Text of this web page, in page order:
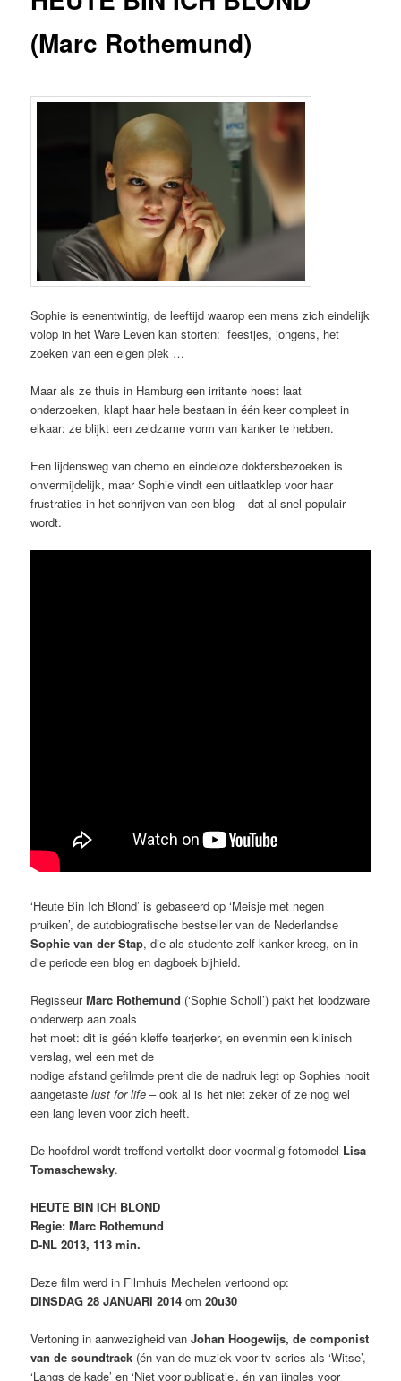
(Marc Rothemund)
Sophie is eenentwintig, de leeftijd waarop een mens zich eindelijk
volop in het Ware Leven kan storten: feestjes, jongens, het
zoeken van een eigen plek …
Maar als ze thuis in Hamburg een irritante hoest laat
onderzoeken, klapt haar hele bestaan in één keer compleet in
elkaar: ze blijkt een zeldzame vorm van kanker te hebben.
Een lijdensweg van chemo en eindeloze doktersbezoeken is
onvermijdelijk, maar Sophie vindt een uitlaatklep voor haar
frustraties in het schrijven van een blog – dat al snel populair
wordt.
‘Heute Bin Ich Blond’ is gebaseerd op ‘Meisje met negen
pruiken’, de autobiografische bestseller van de Nederlandse
Sophie van der Stap, die als studente zelf kanker kreeg, en in
die periode een blog en dagboek bijhield.
RegisseurMarc Rothemund (‘Sophie Scholl’) pakt het loodzware
onderwerp aan zoals
het moet: dit is géén kleffe tearjerker, en evenmin een klinisch
verslag, wel een met de
nodige afstand gefilmde prent die de nadruk legt op Sophies nooit
aangetastelust for life – ook al is het niet zeker of ze nog wel
een lang leven voor zich heeft.
De hoofdrol wordt treffend vertolkt door voormalig fotomodel Lisa
Tomaschewsky.
HEUTE BIN ICH BLOND
Regie: Marc Rothemund
D-NL 2013, 113 min.
Deze film werd in Filmhuis Mechelen vertoond op:
DINSDAG 28 JANUARI 2014om 20u30
Vertoning in aanwezigheid van Johan Hoogewijs, de componist
van de soundtrack (én van de muziek voor tv-series als ‘Witse’,
‘Langs de kade’ en ‘Niet voor publicatie’, én van jingles voor